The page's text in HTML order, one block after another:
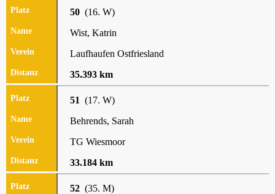
50 (16. W)
Wist, Katrin
Laufhaufen Ostfriesland
35.393 km
51 (17. W)
Behrends, Sarah
TG Wiesmoor
33.184 km
52 (35. M)